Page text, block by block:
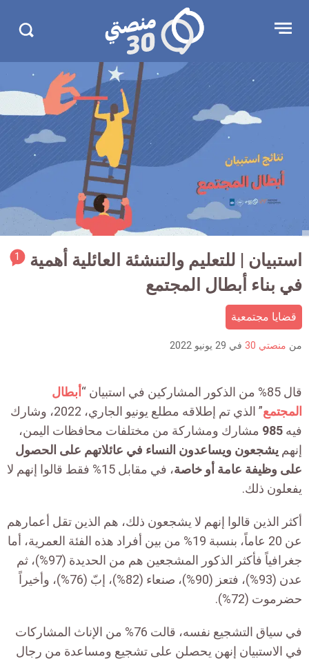
الإعلان
منصتي
30
1
استبيان | للتعليم والتنشئة العائلية أهمية
في بناء أبطال المجتمع
قضايا مجتمعية
من منصتي 30 في 29 يونيو 2022
قال 85% من الذكور المشاركين في استبيان “
أبطال
المجتمع
” الذي تم إطلاقه مطلع يونيو الجاري، 2022، وشارك
فيه 985 مشارك ومشاركة من مختلفات محافظات اليمن،
إنهم يشجعون ويساعدون النساء في عائلاتهم على الحصول
على وظيفة عامة أو خاصة
، في مقابل 15% فقط قالوا إنهم لا
يفعلون ذلك.
أكثر الذين قالوا إنهم لا يشجعون ذلك، هم الذين تقل أعمارهم
عن 20 عاماً، بنسبة 19% من بين أفراد هذه الفئة العمرية، أما
جغرافياً فأكثر الذكور المشجعين هم من الحديدة (97%)، ثم
عدن (93%)، فتعز (90%)، صنعاء (82%)، إبّ (76%)، وأخيراً
حضرموت (72%).
في سياق التشجيع نفسه، قالت 76% من الإناث المشاركات
في الاستبيان إنهن يحصلن على تشجيع ومساعدة من رجال